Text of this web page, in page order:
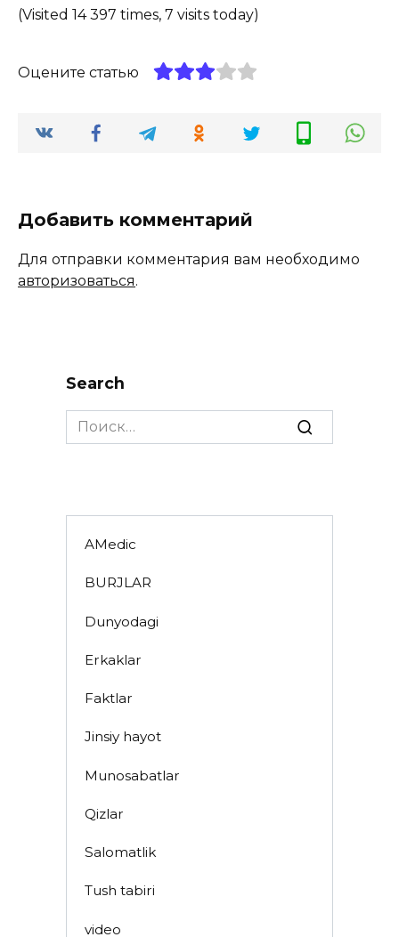
(Visited 14 397 times, 7 visits today)
Оцените статью
Добавить комментарий
Для отправки комментария вам необходимо
авторизоваться.
Search
Search
for:
AMedic
BURJLAR
Dunyodagi
Erkaklar
Faktlar
Jinsiy hayot
Munosabatlar
Qizlar
Salomatlik
Tush tabiri
video